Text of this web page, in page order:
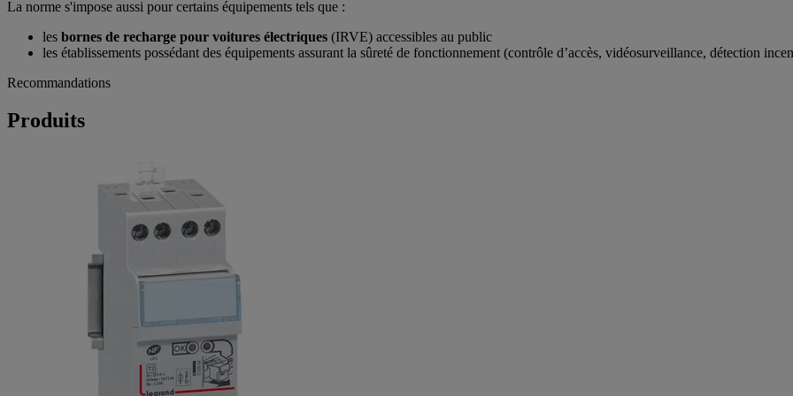
La norme s'impose aussi pour certains équipements tels que :
les bornes de recharge pour voitures électriques (IRVE) accessibles au public
les établissements possédant des équipements assurant la sûreté de fonctionnement (contrôle d’accès, vidéosurveillance, détection
Recommandations
Produits